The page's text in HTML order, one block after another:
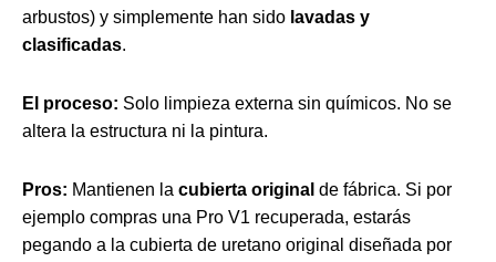
arbustos) y simplemente han sido lavadas y
clasificadas.
El proceso: Solo limpieza externa sin químicos. No se
altera la estructura ni la pintura.
Pros: Mantienen la cubierta original de fábrica. Si por
ejemplo compras una Pro V1 recuperada, estarás
pegando a la cubierta de uretano original diseñada por